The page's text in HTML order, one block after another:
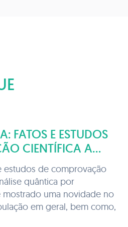
FATOS E ESTUDOS
CIENTÍFICA A
QUÂNTICA POR
TEM-SE MOSTRADO
BRASIL, TANTO
EM GERAL, BEM
DA
estudos de comprovação
quântica por
mostrado uma novidade no
em geral, bem como,